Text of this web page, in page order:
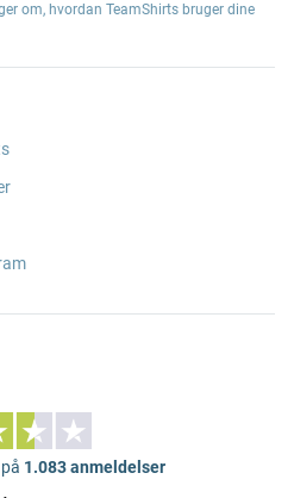
om, hvordan TeamShirts bruger dine
1.083 anmeldelser